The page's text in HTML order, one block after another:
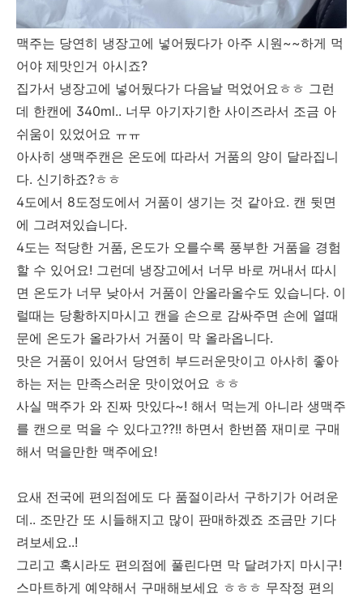
맥주는 당연히 냉장고에 넣어뒀다가 아주 시원~~하게 먹
어야 제맛인거 아시죠?
집가서 냉장고에 넣어뒀다가 다음날 먹었어요ㅎㅎ 그런
데 한캔에 340ml.. 너무 아기자기한 사이즈라서 조금 아
쉬움이 있었어요 ㅠㅠ
아사히 생맥주캔은 온도에 따라서 거품의 양이 달라집니
다. 신기하죠?ㅎㅎ
4도에서 8도정도에서 거품이 생기는 것 같아요. 캔 뒷면
에 그려져있습니다.
4도는 적당한 거품, 온도가 오를수록 풍부한 거품을 경험
할 수 있어요! 그런데 냉장고에서 너무 바로 꺼내서 따시
면 온도가 너무 낮아서 거품이 안올라올수도 있습니다. 이
럴때는 당황하지마시고 캔을 손으로 감싸주면 손에 열때
문에 온도가 올라가서 거품이 막 올라옵니다.
맛은 거품이 있어서 당연히 부드러운맛이고 아사히 좋아
하는 저는 만족스러운 맛이었어요 ㅎㅎ
사실 맥주가 와 진짜 맛있다~! 해서 먹는게 아니라 생맥주
를 캔으로 먹을 수 있다고??!! 하면서 한번쯤 재미로 구매
해서 먹을만한 맥주에요!
요새 전국에 편의점에도 다 품절이라서 구하기가 어려운
데.. 조만간 또 시들해지고 많이 판매하겠죠 조금만 기다
려보세요..!
그리고 혹시라도 편의점에 풀린다면 막 달려가지 마시구!
스마트하게 예약해서 구매해보세요 ㅎㅎㅎ 무작정 편의